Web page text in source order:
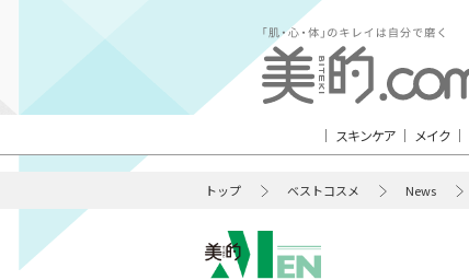
スキンケア メイク
トップ ベストコスメ News